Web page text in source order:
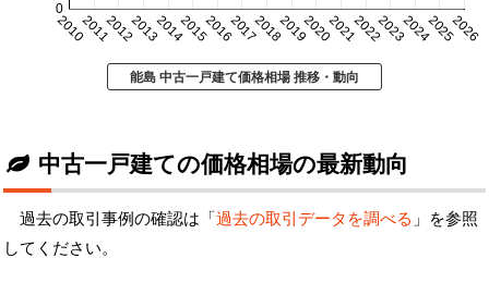
20102011201220132014201520162017201820192020202120222023202420252026
0
能島 中古一戸建て価格相場 推移・動向
中古一戸建ての価格相場の最新動向
過去の取引事例の確認は「過去の取引データを調べる 」を参照
してください。